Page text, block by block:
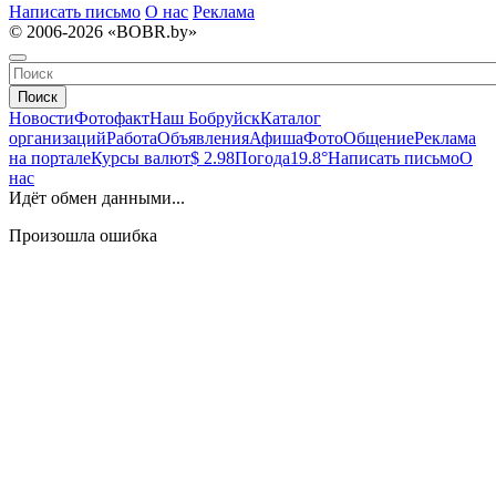
Написать письмо О нас Реклама
© 2006-2026 «BOBR.by»
Поиск
НовостиФотофактНаш БобруйскКаталог
организацийРаботаОбъявленияАфишаФотоОбщениеРеклама
на порталеКурсы валют$ 2.98Погода19.8°Написать письмоО
нас
Идёт обмен данными...
Произошла ошибка